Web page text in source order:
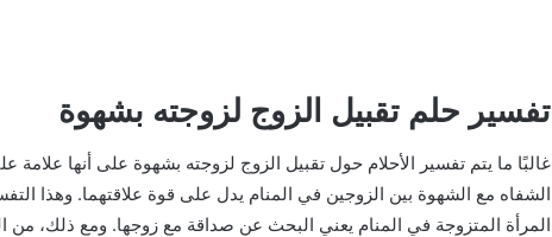
تفسير حلم تقبيل الزوج لزوجته بشهوة
غالبًا ما يتم تفسير الأحلام حول تقبيل الزوج لزوجته بشهوة على أنها علامة
الشفاه مع الشهوة بين الزوجين في المنام يدل على قوة علاقتهما. وهذا
المرأة المتزوجة في المنام يعني البحث عن صداقة مع زوجها. ومع ذلك، من